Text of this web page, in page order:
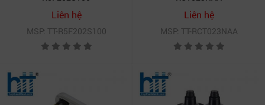
Liên hệ
MSP: TT-R5F202S100
Liên hệ
MSP: TT-RCT023NAA